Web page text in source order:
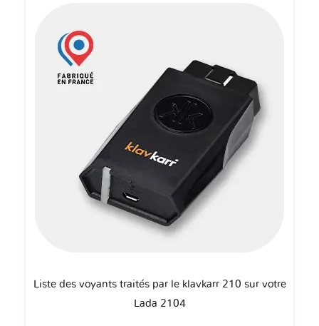
Liste des voyants traités par le klavkarr 210 sur votre
Lada 2104